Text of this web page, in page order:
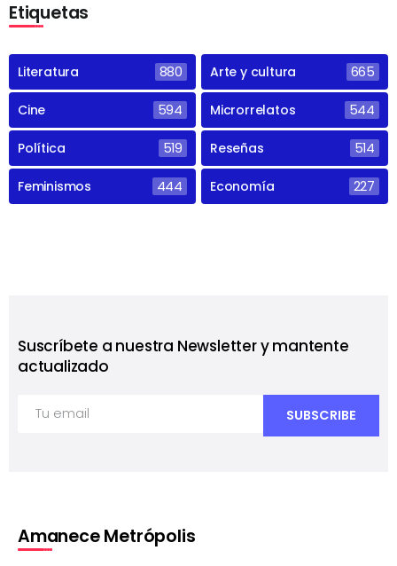
Etiquetas
Literatura 880 Arte y cultura 665
Cine 594 Microrrelatos 544
Política 519 Reseñas 514
Feminismos 444 Economía 227
Suscríbete a nuestra Newsletter y mantente
actualizado
Amanece Metrópolis